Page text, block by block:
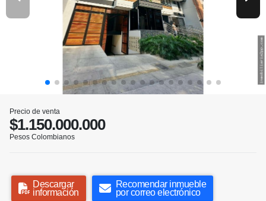
Precio de venta
$1.150.000.000
Pesos Colombianos
Descargar
información
Recomendar inmueble
por correo electrónico